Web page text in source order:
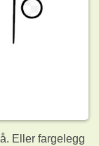
Eller fargelegg